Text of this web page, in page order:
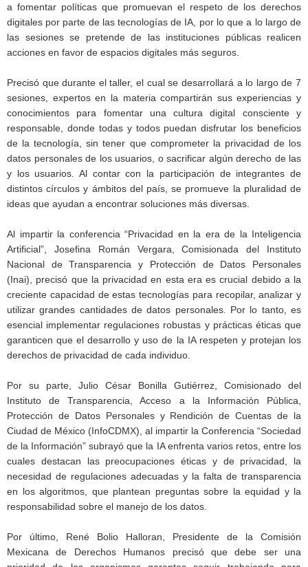
a fomentar políticas que promuevan el respeto de los derechos
digitales por parte de las tecnologías de IA, por lo que a lo largo de
las sesiones se pretende de las instituciones públicas realicen
acciones en favor de espacios digitales más seguros.
Precisó que durante el taller, el cual se desarrollará a lo largo de 7
sesiones, expertos en la materia compartirán sus experiencias y
conocimientos para fomentar una cultura digital consciente y
responsable, donde todas y todos puedan disfrutar los beneficios
de la tecnología, sin tener que comprometer la privacidad de los
datos personales de los usuarios, o sacrificar algún derecho de las
y los usuarios. Al contar con la participación de integrantes de
distintos círculos y ámbitos del país, se promueve la pluralidad de
ideas que ayudan a encontrar soluciones más diversas.
Al impartir la conferencia “Privacidad en la era de la Inteligencia
Artificial”, Josefina Román Vergara, Comisionada del Instituto
Nacional de Transparencia y Protección de Datos Personales
(Inai), precisó que la privacidad en esta era es crucial debido a la
creciente capacidad de estas tecnologías para recopilar, analizar y
utilizar grandes cantidades de datos personales. Por lo tanto, es
esencial implementar regulaciones robustas y prácticas éticas que
garanticen que el desarrollo y uso de la IA respeten y protejan los
derechos de privacidad de cada individuo.
Por su parte, Julio César Bonilla Gutiérrez, Comisionado del
Instituto de Transparencia, Acceso a la Información Pública,
Protección de Datos Personales y Rendición de Cuentas de la
Ciudad de México (InfoCDMX), al impartir la Conferencia “Sociedad
de la Información” subrayó que la IA enfrenta varios retos, entre los
cuales destacan las preocupaciones éticas y de privacidad, la
necesidad de regulaciones adecuadas y la falta de transparencia
en los algoritmos, que plantean preguntas sobre la equidad y la
responsabilidad sobre el manejo de los datos.
Por último, René Bolio Halloran, Presidente de la Comisión
Mexicana de Derechos Humanos precisó que debe ser una